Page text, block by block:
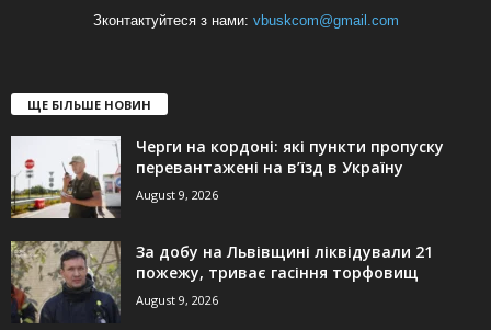
Зконтактуйтеся з нами: vbuskcom@gmail.com
ЩЕ БІЛЬШЕ НОВИН
Черги на кордоні: які пункти пропуску
перевантажені на в’їзд в Україну
August 9, 2026
За добу на Львівщині ліквідували 21
пожежу, триває гасіння торфовищ
August 9, 2026